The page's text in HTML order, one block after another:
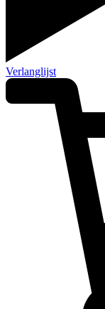
Verlanglijst